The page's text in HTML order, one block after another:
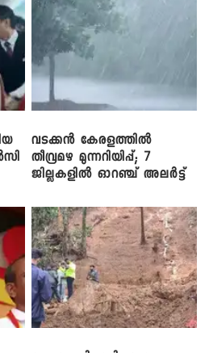
വടക്കൻ കേരളത്തിൽ
തീവ്രമഴ മുന്നറിയിപ്പ്; 7
ജില്ലകളിൽ ഓറഞ്ച് അലർട്ട്